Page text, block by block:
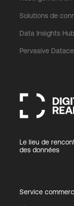
Solutions de
Data Insights Hub
Pervasive
Le lieu de
des données
Service